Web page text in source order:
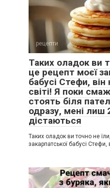
рецепти
Таких оладок ви
це рецепт моєї
бабусі Стефи,
світі! Я поки
стоять біля
одразу, мені лиш
дістаються
Таких оладок ви точно не
закарпатської бабусі Стефи,